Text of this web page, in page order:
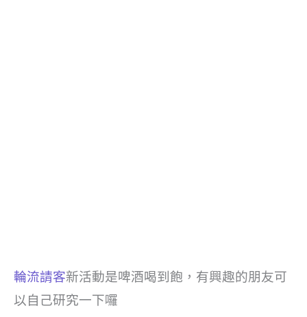
輪流請客新活動是啤酒喝到飽，有興趣的朋友可
以自己研究一下囉